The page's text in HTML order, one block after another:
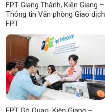
FPT Giang Thành, Kiên Giang –
Thông tin Văn phòng Giao dịch
FPT